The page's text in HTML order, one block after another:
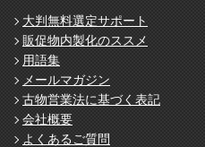
大判無料選定サポート
販促物内製化のススメ
用語集
メールマガジン
古物営業法に基づく表記
会社概要
よくあるご質問